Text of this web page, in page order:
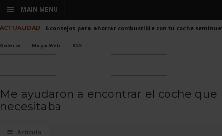
ACTUALIDAD 6 consejos para ahorrar combustible con tu coche
Galería Mapa Web RSS
Me ayudaron a encontrar el coche que
necesitaba
☰ Artículo
☰ MAIN MENU